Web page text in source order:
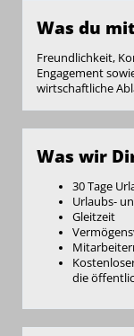
Was du
Freundlichkeit,
Engagement
wirtschaftliche
Was wir
30 Tage
Urlaubs-
Gleitzeit
die